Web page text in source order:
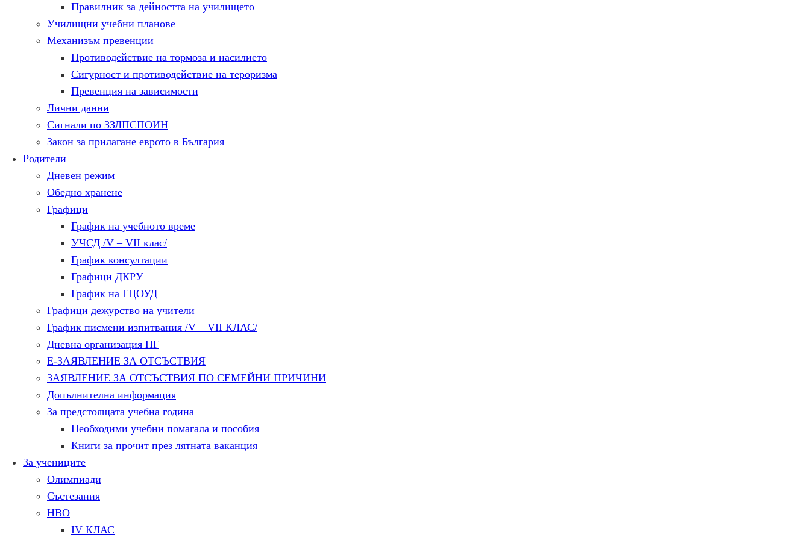
Правилник за дейността на училището
Училищни учебни планове
Механизъм превенции
Противодействие на тормоза и насилието
Сигурност и противодействие на тероризма
Превенция на зависимости
Лични данни
Сигнали по ЗЗЛПСПОИН
Закон за прилагане еврото в България
Родители
Дневен режим
Обедно хранене
Графици
График на учебното време
УЧСД /V – VII клас/
График консултации
Графици ДКРУ
График на ГЦОУД
Графици дежурство на учители
График писмени изпитвания /V – VII КЛАС/
Дневна организация ПГ
Е-ЗАЯВЛЕНИЕ ЗА ОТСЪСТВИЯ
ЗАЯВЛЕНИЕ ЗА ОТСЪСТВИЯ ПО СЕМЕЙНИ ПРИЧИНИ
Допълнителна информация
За предстоящата учебна година
Необходими учебни помагала и пособия
Книги за прочит през лятната ваканция
За учениците
Олимпиади
Състезания
НВО
IV КЛАС